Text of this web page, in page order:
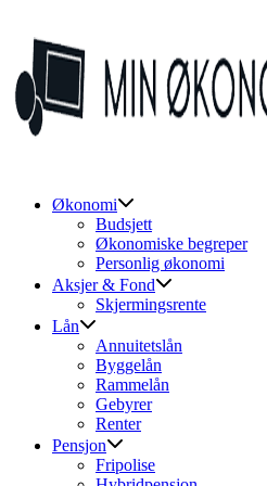
content
Økonomi
Budsjett
Økonomiske begreper
Personlig økonomi
Aksjer & Fond
Skjermingsrente
Lån
Annuitetslån
Byggelån
Rammelån
Gebyrer
Renter
Pensjon
Fripolise